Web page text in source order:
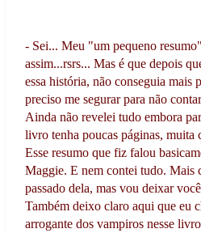
- Sei... Meu "um pequeno
assim...rsrs... Mas é que depois
essa história, não conseguia mais
preciso me segurar para não
Ainda não revelei tudo embora
livro tenha poucas páginas, muita
Esse resumo que fiz falou
Maggie. E nem contei tudo. Mais
passado dela, mas vou deixar
Também deixo claro aqui que eu
arrogante dos vampiros nesse